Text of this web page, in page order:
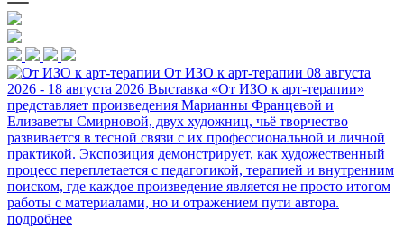
От ИЗО к арт-терапии 08 августа
2026 - 18 августа 2026 Выставка «От ИЗО к арт-терапии»
представляет произведения Марианны Францевой и
Елизаветы Смирновой, двух художниц, чьё творчество
развивается в тесной связи с их профессиональной и личной
практикой. Экспозиция демонстрирует, как художественный
процесс переплетается с педагогикой, терапией и внутренним
поиском, где каждое произведение является не просто итогом
работы с материалами, но и отражением пути автора.
подробнее